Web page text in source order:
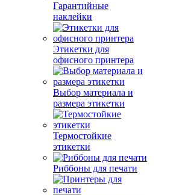
Гарантийные
наклейки
Этикетки для
офисного принтера
Выбор материала и
размера этикетки
Термостойкие
этикетки
Риббоны для печати